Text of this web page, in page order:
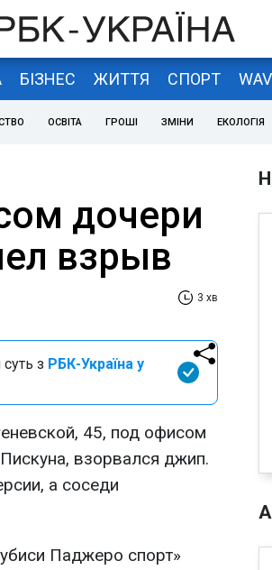
БІЗНЕС ЖИТТЯ СПОРТ
ОСВІТА ГРОШІ ЗМІНИ ЕКОЛОГІЯ
дочери
взрыв
3 хв
з РБК-Україна у
45, под офисом
взорвался джип.
а соседи
Паджеро спорт»